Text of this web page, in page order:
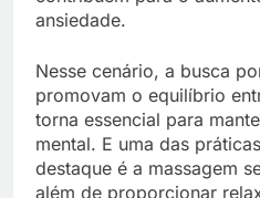
ansiedade.
Nesse cenário, a busca
promovam o equilíbrio
torna essencial para
mental. E uma das
destaque é a massagem
além de proporcionar